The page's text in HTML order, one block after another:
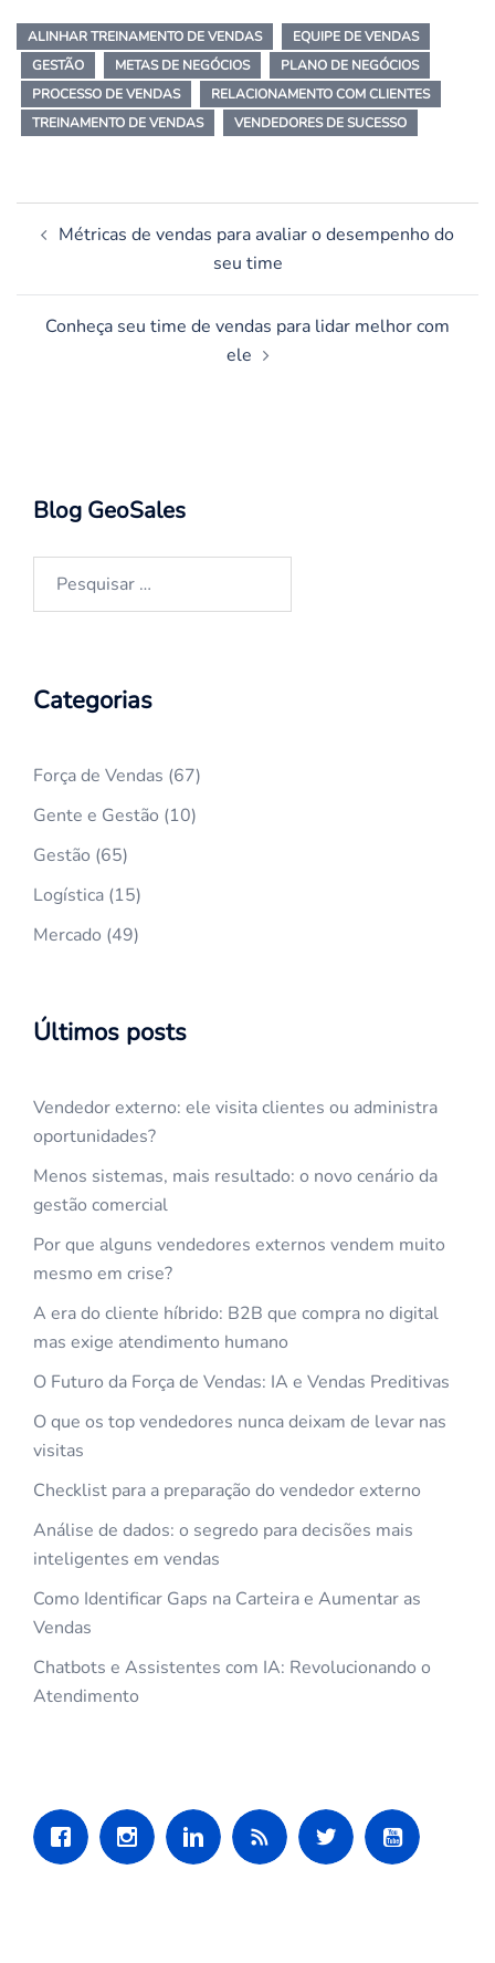
ALINHAR TREINAMENTO DE VENDAS
EQUIPE DE VENDAS
GESTÃO
METAS DE NEGÓCIOS
PLANO DE NEGÓCIOS
PROCESSO DE VENDAS
RELACIONAMENTO COM CLIENTES
TREINAMENTO DE VENDAS
VENDEDORES DE SUCESSO
de Métricas de vendas para avaliar o desempenho do
seu time
Conheça seu time de vendas para lidar melhor com
ele
Blog GeoSales
Categorias
Força de Vendas (67)
Gente e Gestão (10)
Gestão (65)
Logística (15)
Mercado (49)
Últimos posts
Vendedor externo: ele visita clientes ou administra
oportunidades?
Menos sistemas, mais resultado: o novo cenário da
gestão comercial
Por que alguns vendedores externos vendem muito
mesmo em crise?
A era do cliente híbrido: B2B que compra no digital
mas exige atendimento humano
O Futuro da Força de Vendas: IA e Vendas Preditivas
O que os top vendedores nunca deixam de levar nas
visitas
Checklist para a preparação do vendedor externo
Análise de dados: o segredo para decisões mais
inteligentes em vendas
Como Identificar Gaps na Carteira e Aumentar as
Vendas
Chatbots e Assistentes com IA: Revolucionando o
Atendimento